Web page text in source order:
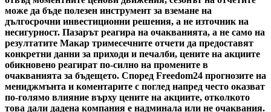
може да бъде полезен инструмент за вземане на
дългосрочни инвестиционни решения, а не източник на
несигурност. Пазарът реагира на очакванията, а не само на
резултатите Макар тримесечните отчети да предоставят
конкретни данни за приходи и печалби, цените на акциите
обикновено реагират по-силно на промените в
очакванията за бъдещето. Според Freedom24 прогнозите на
мениджмънта и коментарите с поглед напред често оказват
по-голямо влияние върху цените на акциите, отколкото
това дали дадена компания е надминала или не очаквания.